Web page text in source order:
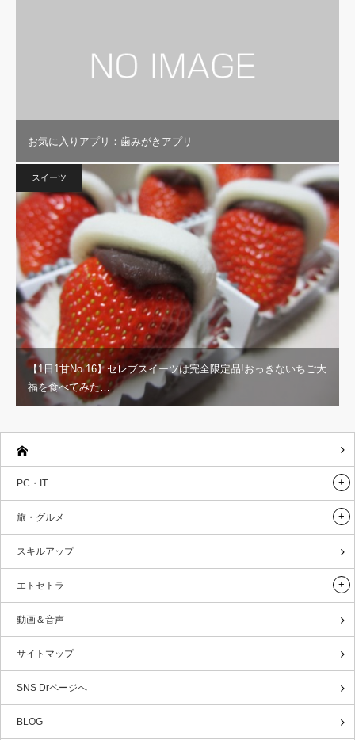
お気に入りアプリ：歯みがきアプリ
スイーツ
【1日1甘No.16】セレブスイーツは完全限定品!おっきないちご大
福を食べてみた…
PC・IT
旅・グルメ
スキルアップ
エトセトラ
動画＆音声
サイトマップ
SNS Drページへ
BLOG